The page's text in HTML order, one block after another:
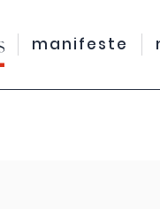
manifeste